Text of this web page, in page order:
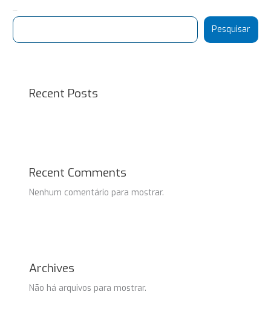
Pesquisar
Recent Posts
Recent Comments
Nenhum comentário para mostrar.
Archives
Não há arquivos para mostrar.